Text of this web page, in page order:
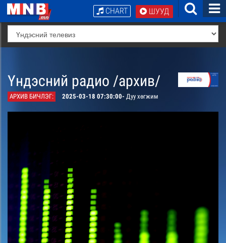
ШУУД
CHART
Үндэсний радио /архив/
АРХИВ БИЧЛЭГ: 2025-03-18 07:30:00- Дуу хөгжим